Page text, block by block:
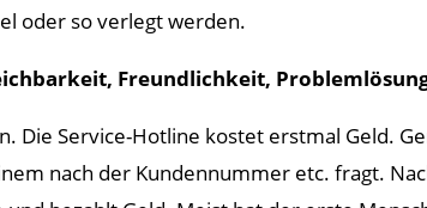
oder so verlegt werden.
Freundlichkeit,
Die Service-Hotline kostet erstmal Geld.
nach der Kundennummer etc. fragt.